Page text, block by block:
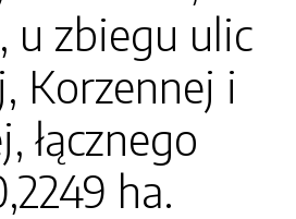
u zbiegu ulic
Korzennej i
łącznego
ha.